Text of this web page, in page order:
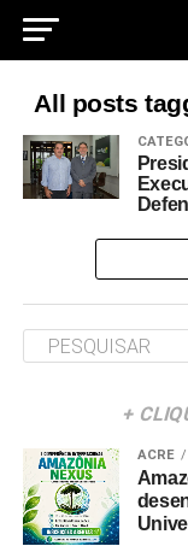
All posts
+
ACRE